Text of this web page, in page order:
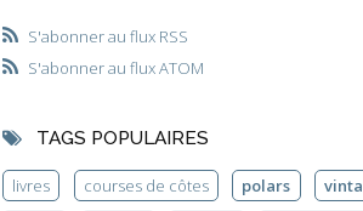
S'abonner au flux RSS
S'abonner au flux ATOM
TAGS POPULAIRES
livres courses de côtes polars